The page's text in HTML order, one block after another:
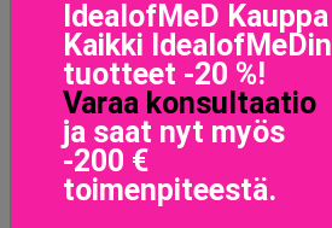
IdealofMeD Kauppa
Kaikki IdealofMeDin
tuotteet -20 %!
Varaa konsultaatio
ja saat nyt myös
-200 €
toimenpiteestä.